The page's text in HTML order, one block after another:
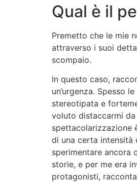
Qual è il
Premetto che le mie
attraverso i suoi
scompaio.
In questo caso,
un’urgenza. Spesso
stereotipata e
voluto distaccarmi
spettacolarizzazione
di una certa intensità
sperimentare ancora
storie, e per me era
protagonisti,